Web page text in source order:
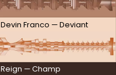
Devin Franco — Deviant
Reign — Champ